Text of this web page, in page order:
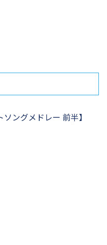
ングメドレー 前半】